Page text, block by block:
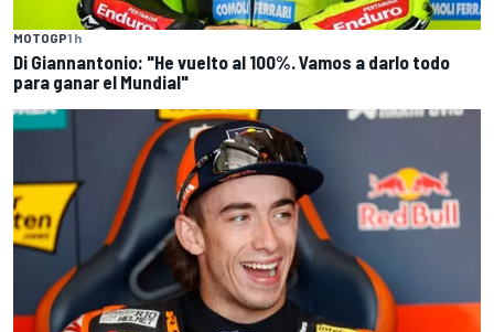
MOTOGP1 h
Di Giannantonio: "He vuelto al 100%. Vamos a darlo todo
para ganar el Mundial"